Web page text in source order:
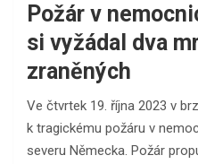
Požár v
si vyžádal dva
zraněných
Ve čtvrtek 19. října 2023 v
k tragickému požáru v
severu Německa. Požár